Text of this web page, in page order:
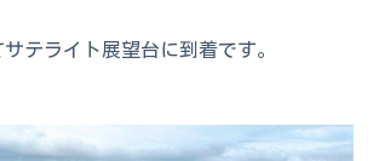
テライト展望台に到着です。